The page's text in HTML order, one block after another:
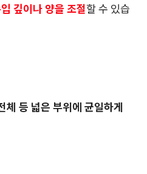
깊이나 양을 조절할 수 있습
체 등 넓은 부위에 균일하게